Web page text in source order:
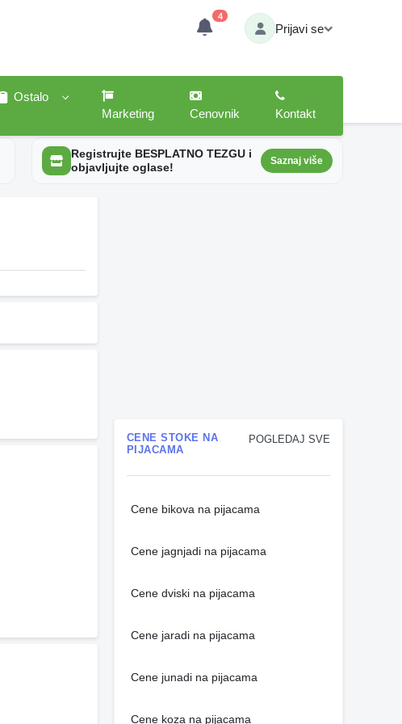
4
Prijavi se
Ostalo
Marketing
Cenovnik Kontakt
Registrujte BESPLATNO TEZGU i
objavljujte oglase!
Saznaj više
POGLEDAJ SVE
CENE STOKE NA
PIJACAMA
Cene bikova na pijacama
Cene jagnjadi na pijacama
Cene dviski na pijacama
Cene jaradi na pijacama
Cene junadi na pijacama
Cene koza na pijacama